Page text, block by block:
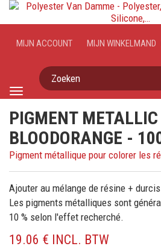
Toggle
MIJN ACCOUNT MIJN WINKELMAND
Zoeken
PIGMENT METALLIC
BLOODORANGE -
Pigment métallique pour colorer les
Ajouter au mélange de résine +
Les pigments métalliques sont
10 % selon l'effet recherché.
19.06 € INCL. BTW